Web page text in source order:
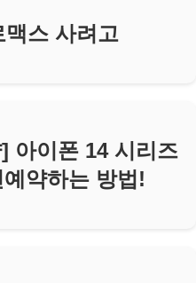
맥스 사려고
아이폰 14 시리즈
약하는 방법!